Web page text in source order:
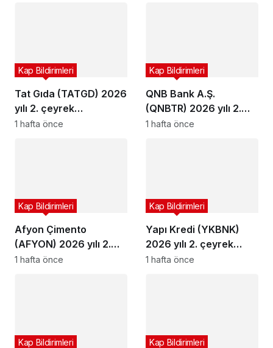
Tat Gıda (TATGD) 2026
yılı 2. çeyrek
bilançosunu açıkladı
Kap Bildirimleri
1 hafta önce
QNB Bank A.Ş.
(QNBTR) 2026 yılı 2.
çeyrek bilançosunu
Kap Bildirimleri
1 hafta önce
Afyon Çimento
(AFYON) 2026 yılı 2.
çeyrek bilançosunu
Kap Bildirimleri
1 hafta önce
Yapı Kredi (YKBNK)
2026 yılı 2. çeyrek
bilançosunu açıkladı
Kap Bildirimleri
1 hafta önce
Kap Bildirimleri Kap Bildirimleri